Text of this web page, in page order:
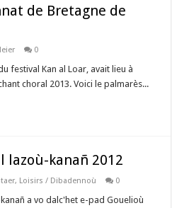
de Bretagne de
0
festival Kan al Loar, avait lieu à
choral 2013. Voici le palmarès...
lazoù-kanañ 2012
, Loisirs / Dibadennoù 0
a vo dalc'het e-pad Gouelioù